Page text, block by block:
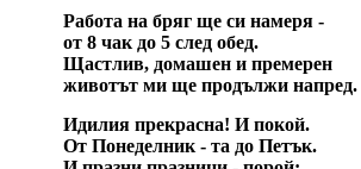
Работа на бряг ще си намеря -
от 8 чак до 5 след обед.
Щастлив, домашен и премерен
животът ми ще продължи напред.
Идилия прекрасна! И покой.
От Понеделник - та до Петък.